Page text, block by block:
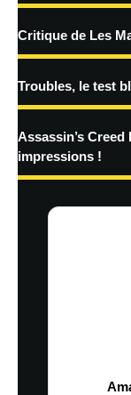
Critique de Les
Troubles, le test
Assassin’s
impressions !